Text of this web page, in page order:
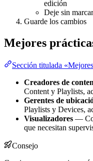
edición
Deje sin
Guarde los cambios
Mejores
Sección titulada
Creadores de
Content y Playlists,
Gerentes de
Playlists y Devices,
Visualizadores —
que necesitan
Consejo